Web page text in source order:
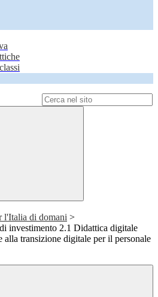
l'Italia di domani >
investimento 2.1 Didattica digitale
alla transizione digitale per il personale